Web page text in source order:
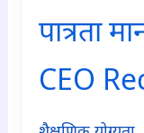
पात्रता
CEO